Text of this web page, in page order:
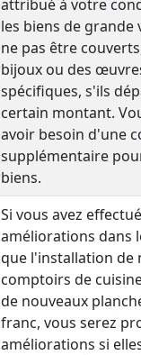
attribué à votre
les biens de grande
ne pas être
bijoux ou des
spécifiques, s'ils
certain montant.
avoir besoin d'une
supplémentaire
biens.
Si vous avez
améliorations dans
que l'installation de
comptoirs de
de nouveaux
franc, vous serez
améliorations si